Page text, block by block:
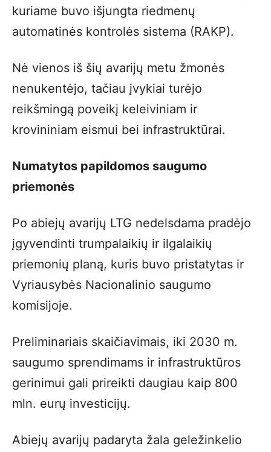
kuriame buvo išjungta riedmenų
automatinės kontrolės sistema (RAKP).
Nė vienos iš šių avarijų metu žmonės
nenukentėjo, tačiau įvykiai turėjo
reikšmingą poveikį keleiviniam ir
krovininiam eismui bei infrastruktūrai.
Numatytos papildomos saugumo
priemonės
Po abiejų avarijų LTG nedelsdama pradėjo
įgyvendinti trumpalaikių ir ilgalaikių
priemonių planą, kuris buvo pristatytas ir
Vyriausybės Nacionalinio saugumo
komisijoje.
Preliminariais skaičiavimais, iki 2030 m.
saugumo sprendimams ir infrastruktūros
gerinimui gali prireikti daugiau kaip 800
mln. eurų investicijų.
Abiejų avarijų padaryta žala geležinkelio